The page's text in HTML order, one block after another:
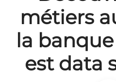
métiers
la banque
est data